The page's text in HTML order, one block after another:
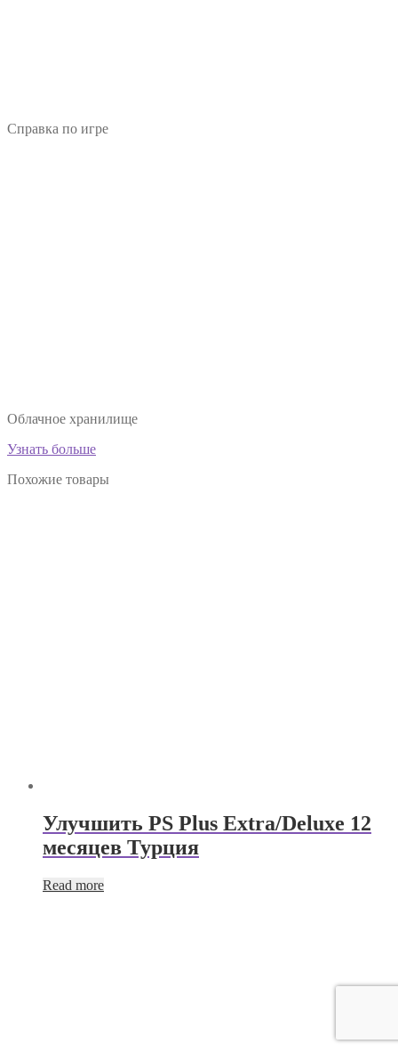
Справка по игре
Облачное хранилище
Узнать больше
Похожие товары
Улучшить PS Plus Extra/Deluxe 12
месяцев Турция
Read more